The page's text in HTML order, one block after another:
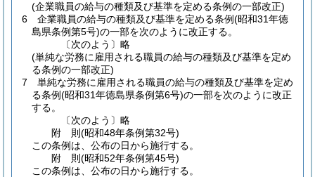
(企業職員の給与の種類及び基準を定める条例の一部改正)
6
企業職員の給与の種類及び基準を定める条例(昭和31年徳
島県条例第5号)の一部を次のように改正する。
〔次のよう〕略
(単純な労務に雇用される職員の給与の種類及び基準を定め
る条例の一部改正)
7
単純な労務に雇用される職員の給与の種類及び基準を定め
る条例(昭和31年徳島県条例第6号)の一部を次のように改正
する。
〔次のよう〕略
附 則(昭和48年条例第32号)
この条例は、公布の日から施行する。
附 則(昭和52年条例第45号)
この条例は、公布の日から施行する。